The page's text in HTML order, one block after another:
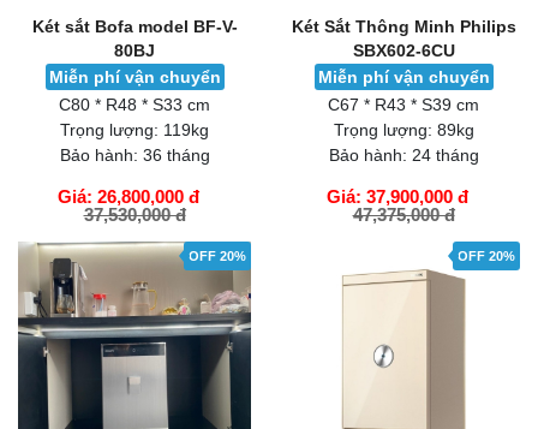
Két sắt Bofa model BF-V-
80BJ
Miễn phí vận chuyển
C80 * R48 * S33 cm
Trọng lượng: 119kg
Bảo hành: 36 tháng
Giá: 26,800,000 đ
37,530,000 đ
GIỎ HÀNG
Két Sắt Thông Minh Philips
SBX602-6CU
Miễn phí vận chuyển
C67 * R43 * S39 cm
Trọng lượng: 89kg
Bảo hành: 24 tháng
Giá: 37,900,000 đ
47,375,000 đ
GIỎ HÀNG
OFF 20% OFF 20%